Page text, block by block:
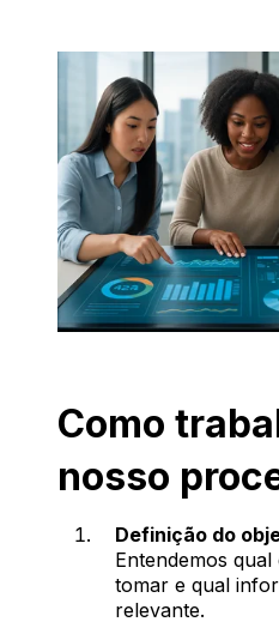
Como
nosso
Definição do
Entendemos
tomar e qual
relevante.